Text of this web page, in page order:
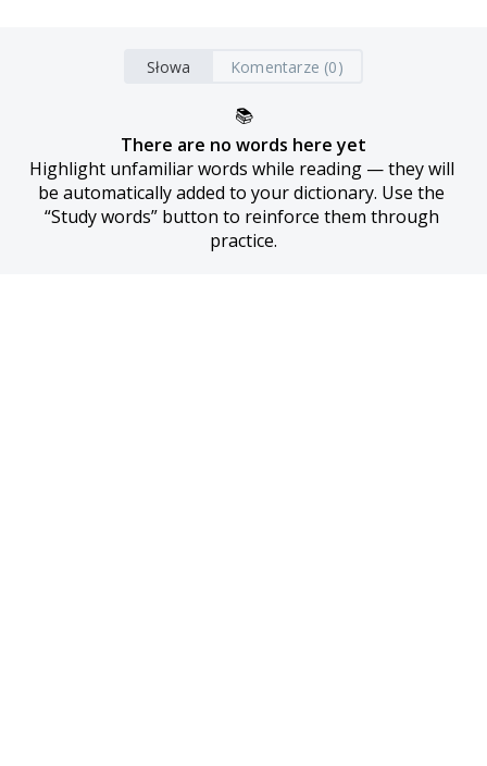
Słowa Komentarze (0)
📚
There are no words here yet
Highlight unfamiliar words while reading — they will
be automatically added to your dictionary. Use the
“Study words” button to reinforce them through
practice.